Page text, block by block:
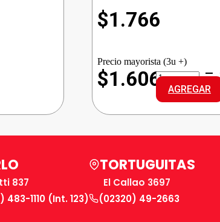
$1.766
Precio mayorista (3u +)
$1.606LEDESMA
AZUCAR
RUBIA
cantidad
AGREGAR
837
483-1110 (Int. 123)
TORTUGUITAS
El Callao 3697
(02320) 49-2663